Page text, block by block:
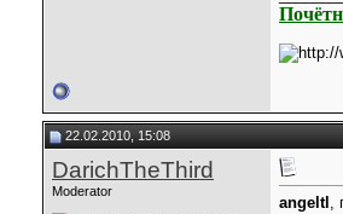
22.02.2010, 15:08
DarichTheThird
Moderator
angeltl ,